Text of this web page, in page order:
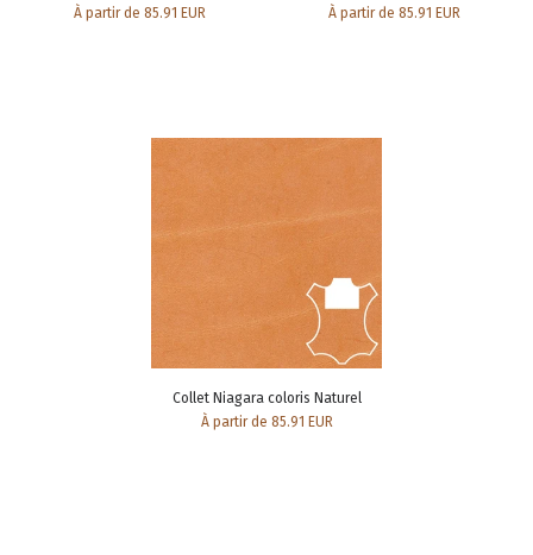
À partir de 85.91 EUR
À partir de 85.91 EUR
Collet Niagara coloris Naturel
À partir de 85.91 EUR